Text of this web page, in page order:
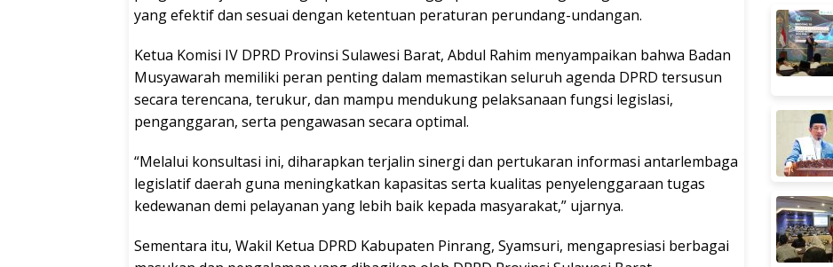
yang efektif dan sesuai dengan ketentuan peraturan perundang-undangan.
Ketua Komisi IV DPRD Provinsi Sulawesi Barat, Abdul Rahim menyampaikan bahwa Badan
Musyawarah memiliki peran penting dalam memastikan seluruh agenda DPRD tersusun
secara terencana, terukur, dan mampu mendukung pelaksanaan fungsi legislasi,
penganggaran, serta pengawasan secara optimal.
“Melalui konsultasi ini, diharapkan terjalin sinergi dan pertukaran informasi antarlembaga
legislatif daerah guna meningkatkan kapasitas serta kualitas penyelenggaraan tugas
kedewanan demi pelayanan yang lebih baik kepada masyarakat,” ujarnya.
Sementara itu, Wakil Ketua DPRD Kabupaten Pinrang, Syamsuri, mengapresiasi berbagai